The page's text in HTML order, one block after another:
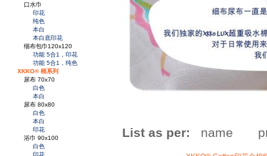
口水巾
印花
纯色
本白
本白底印花
细布包巾120x120
功能 5合1，印花
功能 5合1，纯色
XKKO® 棉系列
尿布 70x70
白色
本白
尿布 80x80
白色
本白
印花
浴巾 90x100
白色
印花
List as per: name